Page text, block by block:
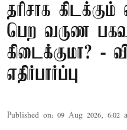
தரிசாக
பெற வருண
கிடைக்குமா? -
எதிர்பார்ப்பு
Published on: 09 Aug 2026, 6:02